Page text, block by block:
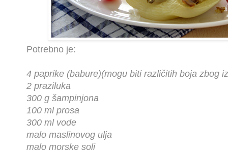
Potrebno je:
4 paprike (babure)(mogu biti različitih boja zbog
2 praziluka
300 g šampinjona
100 ml prosa
300 ml vode
malo maslinovog ulja
malo morske soli